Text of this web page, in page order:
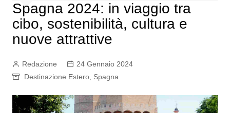
Spagna 2024: in viaggio tra
cibo, sostenibilità, cultura e
nuove attrattive
Redazione
24 Gennaio 2024
Destinazione Estero, Spagna